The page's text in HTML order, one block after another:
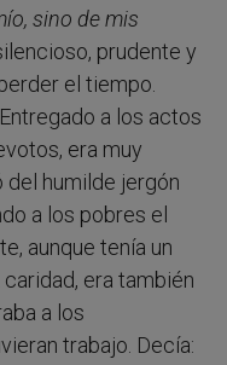
sino de mis
prudente y
el tiempo.
a los actos
era muy
del humilde jergón
a los pobres el
aunque tenía un
era también
a los
trabajo. Decía: